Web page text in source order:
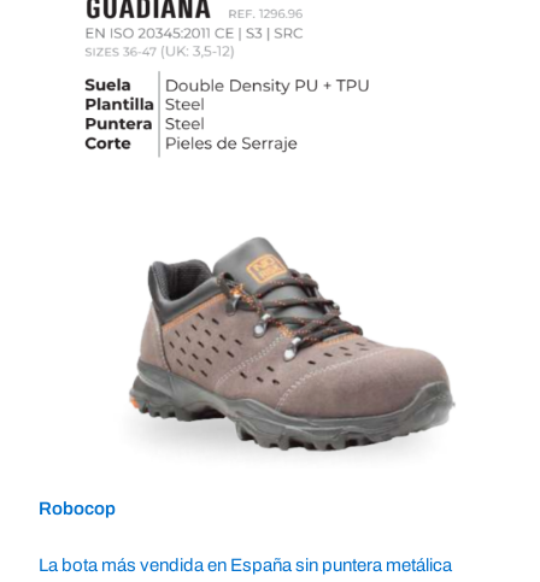
Robocop
La bota más vendida en España sin puntera metálica